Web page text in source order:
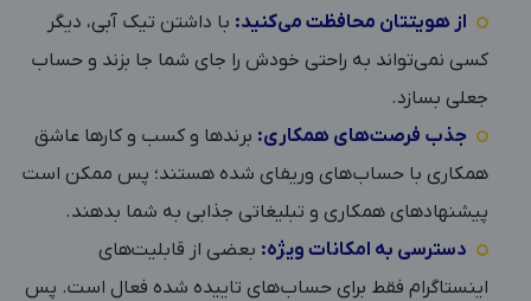
از هویتتان محافظت می‌کنید: با داشتن تیک آبی، دیگر
کسی نمی‌تواند به راحتی خودش را جای شما جا بزند و حساب
جعلی بسازد.
جذب فرصت‌های همکاری: برندها و کسب و کارها عاشق
همکاری با حساب‌های وریفای شده هستند؛ پس ممکن است
پیشنهادهای همکاری و تبلیغاتی جذابی به شما بدهند.
دسترسی به امکانات ویژه: بعضی از قابلیت‌های
اینستاگرام فقط برای حساب‌های تاییده شده فعال است. پس